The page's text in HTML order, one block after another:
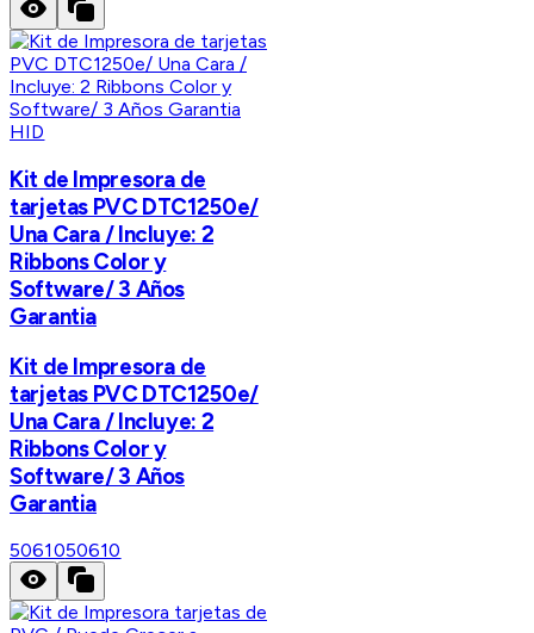
HID
Kit de Impresora de
tarjetas PVC DTC1250e/
Una Cara / Incluye: 2
Ribbons Color y
Software/ 3 Años
Garantia
Kit de Impresora de
tarjetas PVC DTC1250e/
Una Cara / Incluye: 2
Ribbons Color y
Software/ 3 Años
Garantia
5061050610